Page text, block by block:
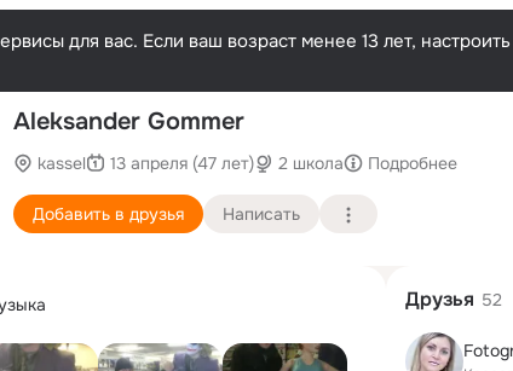
для вас. Если ваш возраст менее 13 лет,
Aleksander Gommer
kassel 13 апреля (47 лет) 2 школа Подробнее
Добавить в друзья Написать
Друзья 52